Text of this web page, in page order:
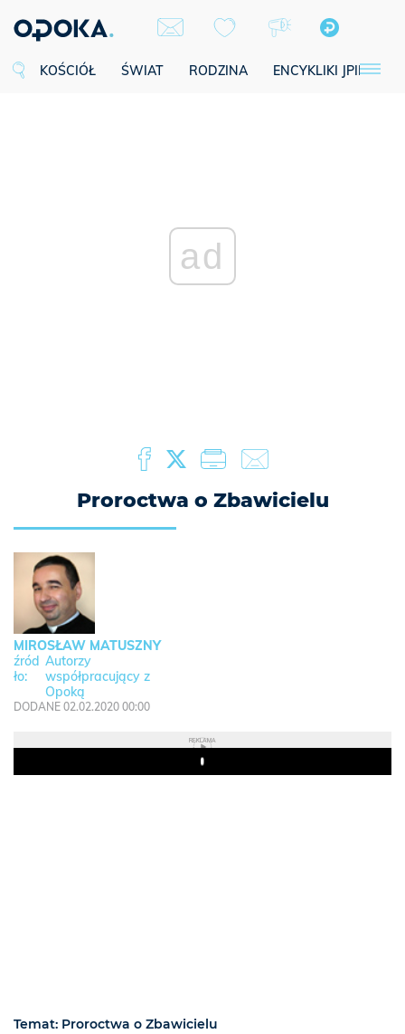
KOŚCIÓŁ ŚWIAT RODZINA ENCYKLIKI JPII
ad
Proroctwa o Zbawicielu
MIROSŁAW MATUSZNY
Autorzy
współpracujący z
Opoką
DODANE 02.02.2020 00:00
REKLAMA
Play
Temat: Proroctwa o Zbawicielu